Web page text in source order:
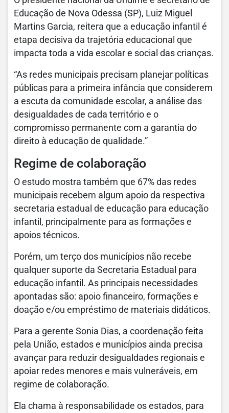
Educação de Nova Odessa (SP), Luiz Miguel
Martins Garcia, reitera que a educação infantil é
etapa decisiva da trajetória educacional que
impacta toda a vida escolar e social das crianças.
“As redes municipais precisam planejar políticas
públicas para a primeira infância que considerem
a escuta da comunidade escolar, a análise das
desigualdades de cada território e o
compromisso permanente com a garantia do
direito à educação de qualidade.”
Regime de colaboração
O estudo mostra também que 67% das redes
municipais recebem algum apoio da respectiva
secretaria estadual de educação para educação
infantil, principalmente para as formações e
apoios técnicos.
Porém, um terço dos municípios não recebe
qualquer suporte da Secretaria Estadual para
educação infantil. As principais necessidades
apontadas são: apoio financeiro, formações e
doação e/ou empréstimo de materiais didáticos.
Para a gerente Sonia Dias, a coordenação feita
pela União, estados e municípios ainda precisa
avançar para reduzir desigualdades regionais e
apoiar redes menores e mais vulneráveis, em
regime de colaboração.
Ela chama à responsabilidade os estados, para